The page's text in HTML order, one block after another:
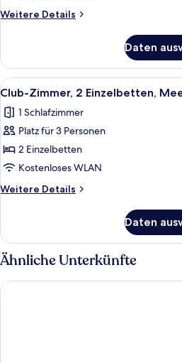
Weitere Details
Weitere
Suite,
Schlafzimmer,
Daten
Alle
Fotos
für
Club-
Zimmer,
2 Einzelbetten,
Meerblick
anzeigen
6
Club-Zimmer, 2 Einzelbetten,
1 Schlafzimmer
Platz für 3 Personen
2 Einzelbetten
Kostenloses WLAN
Weitere Details
Weitere
Zimmer,
2 Einzelbetten,
Meerblick
Daten
Ähnliche Unterkünfte
Hilton Dubai Jumeirah